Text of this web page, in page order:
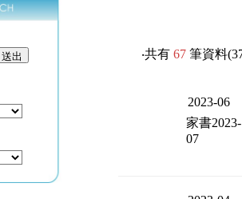
‧共有 67筆資料
2023-06
家書2023-
07